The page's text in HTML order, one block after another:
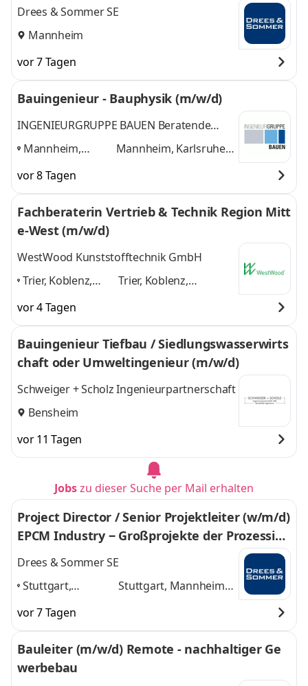
Drees & Sommer SE
Mannheim
vor 7 Tagen
Bauingenieur - Bauphysik (m/w/d)
INGENIEURGRUPPE BAUEN Beratende
Ingenieure PartG mbB
Mannheim,
Freiburg im
Breisgau,
Mannheim, Karlsruhe,
vor 8 Tagen
Fachberaterin Vertrieb & Technik Region Mitt
e-West (m/w/d)
WestWood Kunststofftechnik GmbH
Trier, Koblenz,
Frankfurt am
Main,
Saarbrücken,
Trier, Koblenz,
und 3 weitere
vor 4 Tagen
Bauingenieur Tiefbau / Siedlungswasserwirts
chaft oder Umweltingenieur (m/w/d)
Schweiger + Scholz Ingenieurpartnerschaft
Bensheim
vor 11 Tagen
Jobszu dieser Suche per Mail erhalten
Project Director / Senior Projektleiter (w/m/d)
EPCM Industry ‒ Großprojekte der Prozessind
ustrie und Kraftwerkstechnik
Drees & Sommer SE
Stuttgart,
Düsseldorf,
Frankfurt am
Main,
Stuttgart, Mannheim,
und 3 weitere
vor 7 Tagen
Bauleiter (m/w/d) Remote - nachhaltiger Ge
werbebau